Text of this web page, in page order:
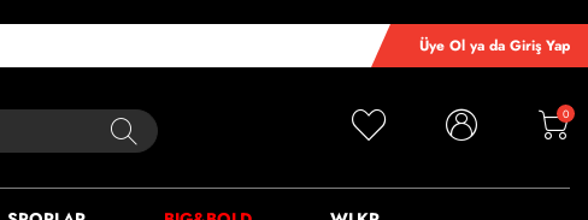
Üye Ol ya da Giriş Yap
0